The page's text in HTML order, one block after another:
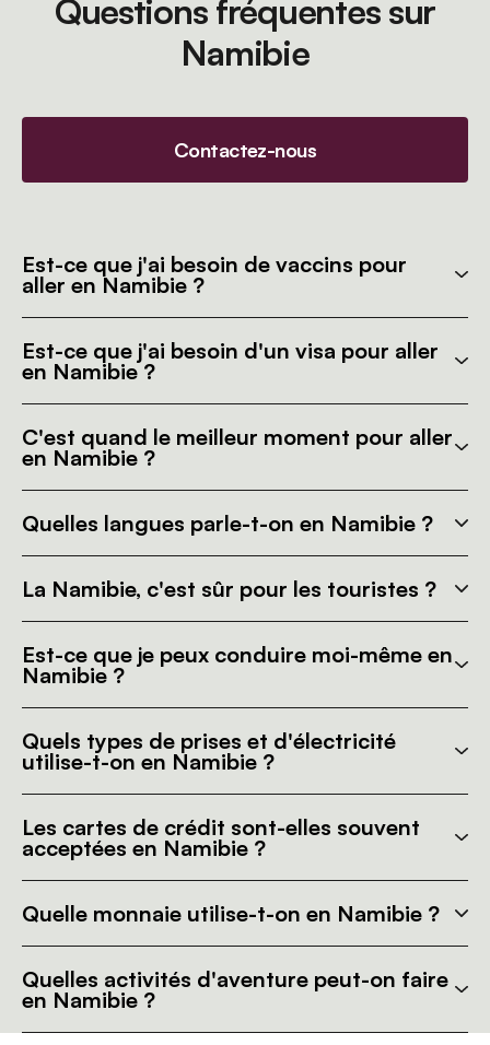
Questions fréquentes sur
Namibie
Contactez-nous
Est-ce que j'ai besoin de vaccins pour
aller en Namibie ?
Est-ce que j'ai besoin d'un visa pour aller
en Namibie ?
C'est quand le meilleur moment pour aller
en Namibie ?
Quelles langues parle-t-on en Namibie ?
La Namibie, c'est sûr pour les touristes ?
Est-ce que je peux conduire moi-même en
Namibie ?
Quels types de prises et d'électricité
utilise-t-on en Namibie ?
Les cartes de crédit sont-elles souvent
acceptées en Namibie ?
Quelle monnaie utilise-t-on en Namibie ?
Quelles activités d'aventure peut-on faire
en Namibie ?